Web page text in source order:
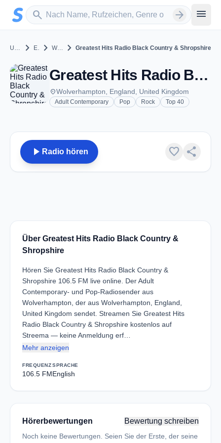
Zum Hauptinhalt springen
search
Sender suchen arrow_forward menu
United Kingdom chevron_right England chevron_right Wolverhampton chevron_right Greatest Hits Radio Black Country & Shropshire
Greatest Hits Radio Black Country & Shropshire - FM 106.5 - Wolverhampton
placeWolverhampton, England, United Kingdom
Adult Contemporary Pop Rock Top 40
play_arrow Radio hören favorite share
Über Greatest Hits Radio Black Country &
Shropshire
Hören Sie Greatest Hits Radio Black Country &
Shropshire 106.5 FM live online. Der Adult
Contemporary- und Pop-Radiosender aus
Wolverhampton, der aus Wolverhampton, England,
United Kingdom sendet. Streamen Sie Greatest Hits
Radio Black Country & Shropshire kostenlos auf
Streema — keine Anmeldung erf…
Mehr anzeigen
FREQUENZ
106.5 FM
SPRACHE
English
Hörerbewertungen Bewertung schreiben
Noch keine Bewertungen. Seien Sie der Erste, der seine